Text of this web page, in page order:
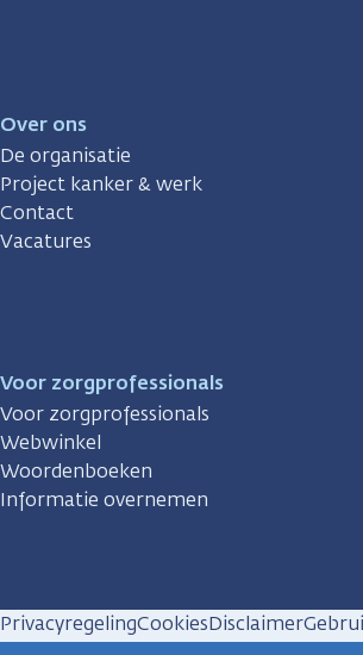
Over ons
De organisatie
Project kanker & werk
Contact
Vacatures
Voor zorgprofessionals
Voor zorgprofessionals
Webwinkel
Woordenboeken
Informatie overnemen
PrivacyregelingCookiesDisclaimer